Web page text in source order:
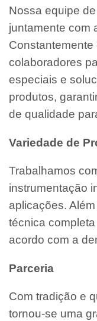
Nossa equipe
juntamente com
colaboradores
especiais e
produtos,
de qualidade
Variedade de
Trabalhamos
instrumentação
aplicações.
técnica
acordo com a
Parceria
Com tradição e
tornou-se uma